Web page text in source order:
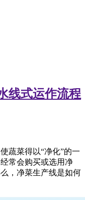
线式运作流程
蔬菜得以“净化”的一
常会购买或选用净
，净菜生产线是如何